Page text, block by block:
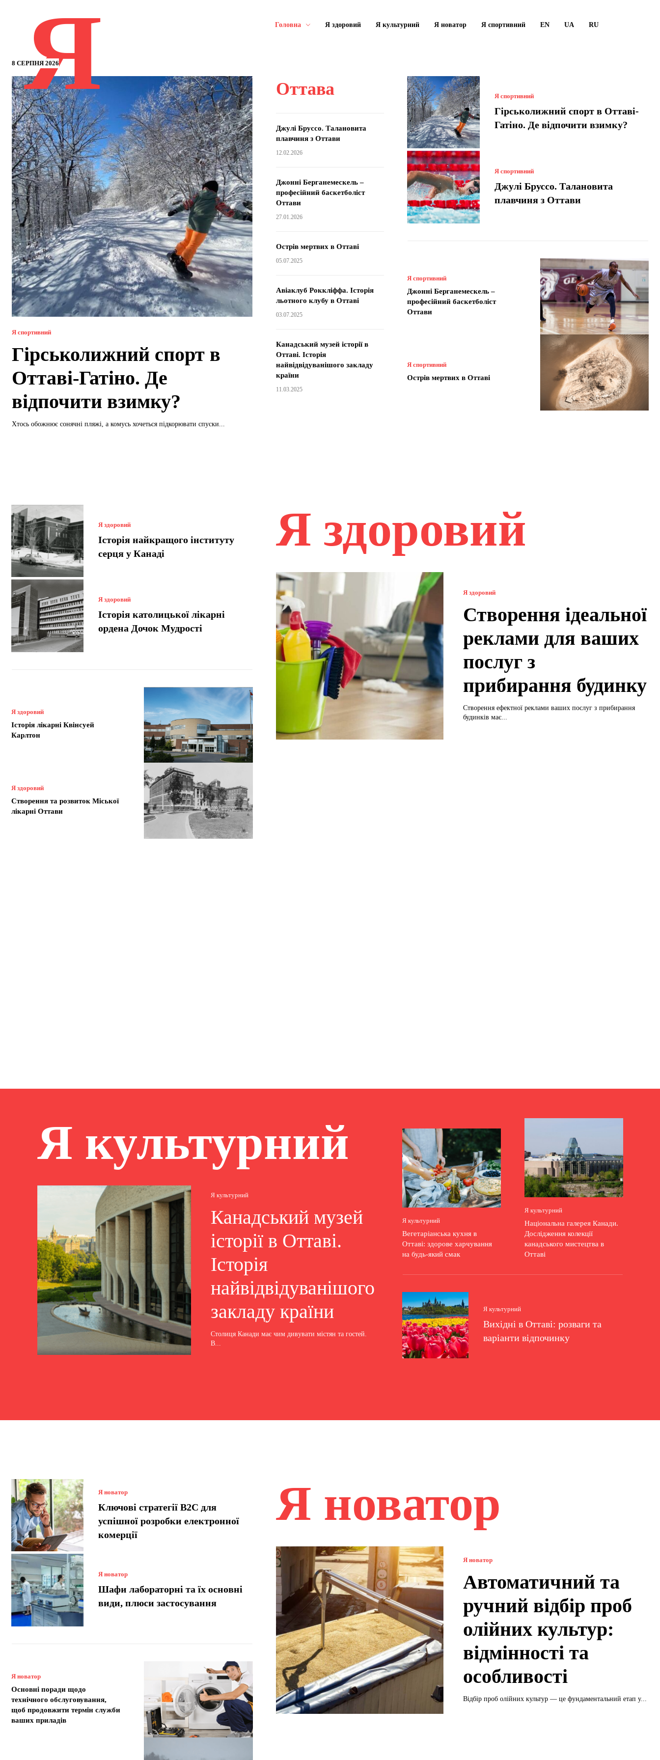
8 СЕРПНЯ 2026
Я Головна Я здоровий Я культурний Я новатор Я спортивний EN UA RU
Я спортивний
Гірськолижний спорт в
Оттаві-Гатіно. Де
відпочити взимку?
Хтось обожнює сонячні пляжі, а комусь хочеться підкорювати спуски...
Оттава
Джулі Бруссо. Талановита
плавчиня з Оттави
12.02.2026
Джонні Берганемескель –
професійний баскетболіст
Оттави
27.01.2026
Острів мертвих в Оттаві
05.07.2025
Авіаклуб Роккліффа. Історія
льотного клубу в Оттаві
03.07.2025
Канадський музей історії в
Оттаві. Історія
найвідвідуванішого закладу
країни
11.03.2025
Я спортивний
Гірськолижний спорт в Оттаві-
Гатіно. Де відпочити взимку?
Я спортивний
Джулі Бруссо. Талановита
плавчиня з Оттави
Я спортивний
Джонні Берганемескель –
професійний баскетболіст
Оттави
Я спортивний
Острів мертвих в Оттаві
Я здоровий
Історія найкращого інституту
серця у Канаді
Я здоровий
Історія католицької лікарні
ордена Дочок Мудрості
Я здоровий
Історія лікарні Квінсуей
Карлтон
Я здоровий
Створення та розвиток Міської
лікарні Оттави
Я здоровий
Я здоровий
Створення ідеальної
реклами для ваших
послуг з
прибирання будинку
Створення ефектної реклами ваших послуг з прибирання
будинків має...
Я культурний
Я культурний
Канадський музей
історії в Оттаві.
Історія
найвідвідуванішого
закладу країни
Столиця Канади має чим дивувати містян та гостей.
В...
Я культурний
Вегетаріанська кухня в
Оттаві: здорове харчування
на будь-який смак
Я культурний
Національна галерея Канади.
Дослідження колекції
канадського мистецтва в
Оттаві
Я культурний
Вихідні в Оттаві: розваги та
варіанти відпочинку
Я новатор
Ключові стратегії B2C для
успішної розробки електронної
комерції
Я новатор
Шафи лабораторні та їх основні
види, плюси застосування
Я новатор
Основні поради щодо
технічного обслуговування,
щоб продовжити термін служби
ваших приладів
Я новатор
Я новатор
Автоматичний та
ручний відбір проб
олійних культур:
відмінності та
особливості
Відбір проб олійних культур — це фундаментальний етап у...